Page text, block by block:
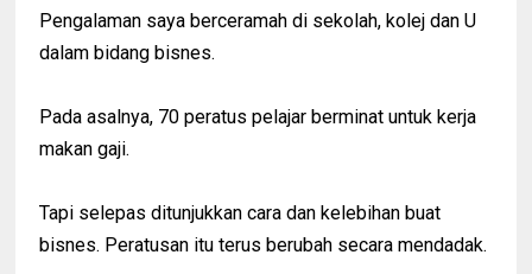
Pengalaman saya berceramah di sekolah, kolej dan U
dalam bidang bisnes.
Pada asalnya, 70 peratus pelajar berminat untuk kerja
makan gaji.
Tapi selepas ditunjukkan cara dan kelebihan buat
bisnes. Peratusan itu terus berubah secara mendadak.